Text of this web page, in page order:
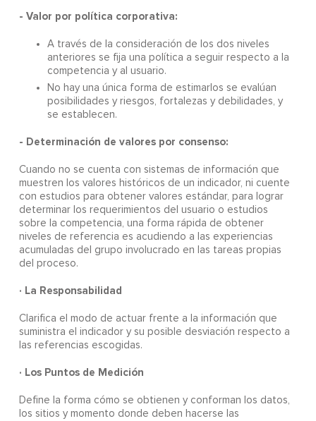
- Valor por política corporativa:
A través de la consideración de los dos niveles
anteriores se fija una política a seguir respecto a la
competencia y al usuario.
No hay una única forma de estimarlos se evalúan
posibilidades y riesgos, fortalezas y debilidades, y
se establecen.
- Determinación de valores por consenso:
Cuando no se cuenta con sistemas de información que
muestren los valores históricos de un indicador, ni cuente
con estudios para obtener valores estándar, para lograr
determinar los requerimientos del usuario o estudios
sobre la competencia, una forma rápida de obtener
niveles de referencia es acudiendo a las experiencias
acumuladas del grupo involucrado en las tareas propias
del proceso.
· La Responsabilidad
Clarifica el modo de actuar frente a la información que
suministra el indicador y su posible desviación respecto a
las referencias escogidas.
· Los Puntos de Medición
Define la forma cómo se obtienen y conforman los datos,
los sitios y momento donde deben hacerse las